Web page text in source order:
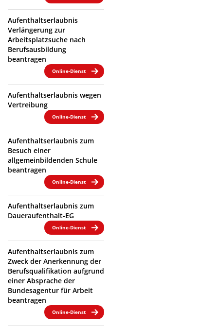
Aufenthaltserlaubnis
Verlängerung zur
Arbeitsplatzsuche nach
Berufsausbildung
beantragen
Online-Dienst
Aufenthaltserlaubnis wegen
Vertreibung
Online-Dienst
Aufenthaltserlaubnis zum
Besuch einer
allgemeinbildenden Schule
beantragen
Online-Dienst
Aufenthaltserlaubnis zum
Daueraufenthalt-EG
Online-Dienst
Aufenthaltserlaubnis zum
Zweck der Anerkennung der
Berufsqualifikation aufgrund
einer Absprache der
Bundesagentur für Arbeit
beantragen
Online-Dienst